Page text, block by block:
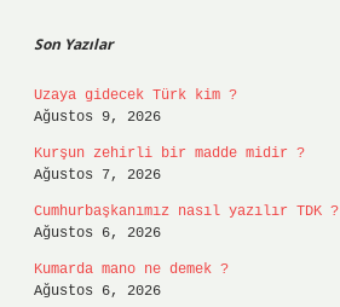
Son Yazılar
Uzaya gidecek Türk kim ?
Ağustos 9, 2026
Kurşun zehirli bir madde midir ?
Ağustos 7, 2026
Cumhurbaşkanımız nasıl yazılır TDK ?
Ağustos 6, 2026
Kumarda mano ne demek ?
Ağustos 6, 2026